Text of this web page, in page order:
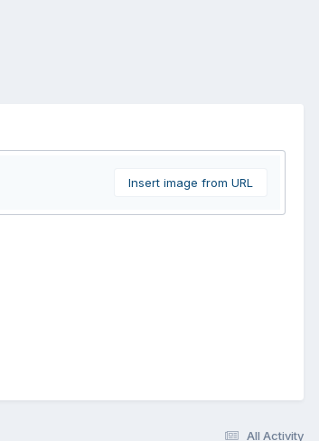
Insert image from URL
All Activity